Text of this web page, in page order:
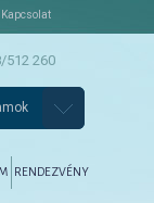
Kapcsolat
512 260
RENDEZVÉNY